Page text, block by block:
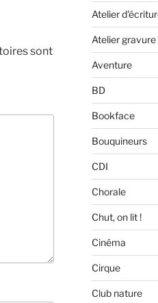
sont
Atelier
Atelier gravure
Aventure
BD
Bookface
Bouquineurs
CDI
Chorale
Chut, on lit !
Cinéma
Cirque
Club nature